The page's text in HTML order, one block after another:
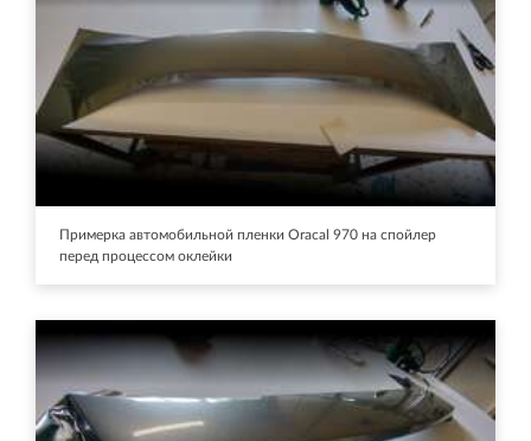
Примерка автомобильной пленки Oracal 970 на спойлер
перед процессом оклейки